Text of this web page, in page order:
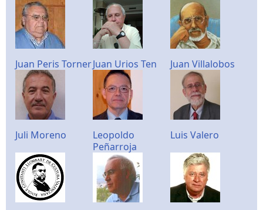
Juan Peris TornerJuan Urios Ten Juan Villalobos
Juli Moreno
Leopoldo
Peñarroja
Luis Valero